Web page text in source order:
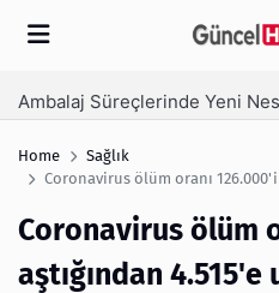
Home
Sağlık
Coronavirus ölüm oranı 126.000'i
Coronavirus ölüm
aştığından 4.515'e